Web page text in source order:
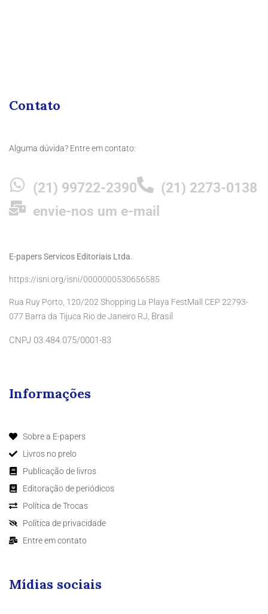
Contato
Alguma dúvida? Entre em contato:
(21) 99722-2390
(21) 2273-0138
envie-nos um e-mail
E-papers Servicos Editoriais Ltda.
https://isni.org/isni/0000000530656585
Rua Ruy Porto, 120/202 Shopping La Playa FestMall CEP 22793-
077 Barra da Tijuca Rio de Janeiro RJ, Brasil
CNPJ 03.484.075/0001-83
Informações
Sobre a E-papers
Livros no prelo
Publicação de livros
Editoração de periódicos
Política de Trocas
Política de privacidade
Entre em contato
Mídias sociais